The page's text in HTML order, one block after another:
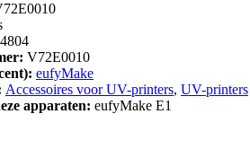
V72E0010
eufyMake
Accessoires voor UV-printers, UV-printers
apparaten: eufyMake E1